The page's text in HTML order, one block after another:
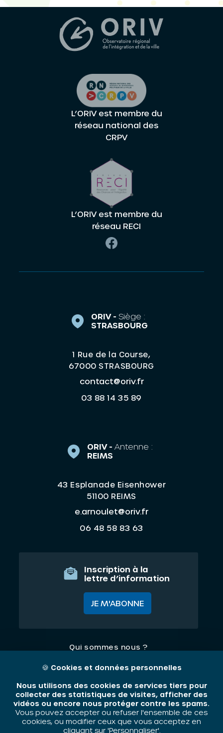
L’ORIV est membre du
réseau national des
CRPV
L’ORIV est membre du
réseau RECI
ORIV - Siège :
STRASBOURG
1 Rue de la Course,
67000 STRASBOURG
contact@oriv.fr
03 88 14 35 89
ORIV - Antenne :
REIMS
43 Esplanade Eisenhower
51100 REIMS
e.arnoulet@oriv.fr
06 48 58 83 63
Inscription à la
lettre d’information
JE M'ABONNE
Qui sommes nous ?
Nos thématiques
Mentions légales
🍪 Cookies et données personnelles
Nous utilisons des cookies de services tiers pour
collecter des statistiques de visites, afficher des
vidéos ou encore nous protéger contre les spams.
Vous pouvez accepter ou refuser l'ensemble de ces
cookies, ou modifier ceux que vous acceptez en
cliquant sur 'Personnaliser'.